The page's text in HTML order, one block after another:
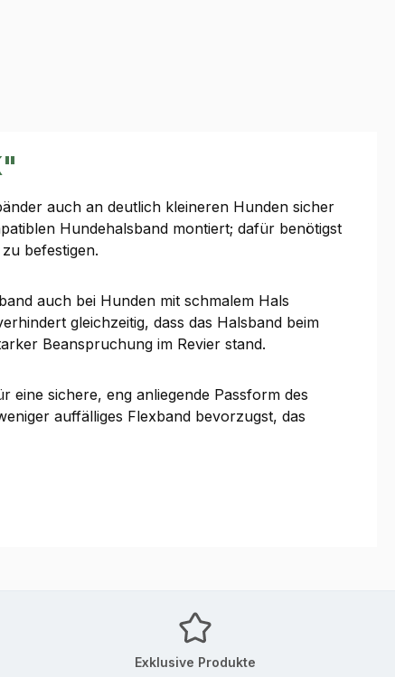
auch an deutlich kleineren Hunden sicher
Hundehalsband montiert; dafür benötigst
befestigen.
auch bei Hunden mit schmalem Hals
gleichzeitig, dass das Halsband beim
Beanspruchung im Revier stand.
eine sichere, eng anliegende Passform des
auffälliges Flexband bevorzugst, das
Exklusive Produkte